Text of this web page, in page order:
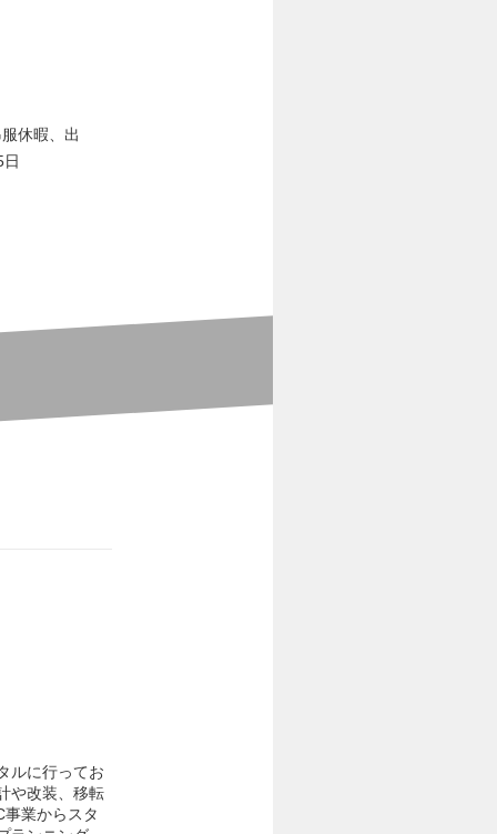
休暇、出
ルに行ってお
や改装、移転
業からスタ